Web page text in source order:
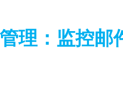
理：监控